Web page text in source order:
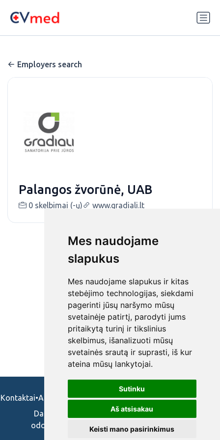
Mes naudojame
slapukus
Mes naudojame slapukus ir kitas
stebėjimo technologijas, siekdami
pagerinti jūsų naršymo mūsų
svetainėje patirtį, parodyti jums
pritaikytą turinį ir tikslinius
skelbimus, išanalizuoti mūsų
svetainės srautą ir suprasti, iš kur
ateina mūsų lankytojai.
Sutinku
Aš atsisakau
Keisti mano pasirinkimus
Employers search
Palangos žvorūnė, UAB
0 skelbimai (-ų) www.gradiali.lt
Kontaktai•Apie mus•Naudojimosi taisykės•Privatumo politika
Darbo skelbimai ir pasiūlymai: gydytojams,
odontologams, slaugytojams, veterinarams,